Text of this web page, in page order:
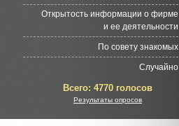
Открытость информации о фирме
и ее деятельности
По совету знакомых
Случайно
Всего: 4770 голосов
Результаты опросов